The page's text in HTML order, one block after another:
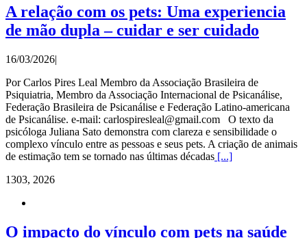
A relação com os pets: Uma experiencia
de mão dupla – cuidar e ser cuidado
16/03/2026|
Por Carlos Pires Leal Membro da Associação Brasileira de
Psiquiatria, Membro da Associação Internacional de Psicanálise,
Federação Brasileira de Psicanálise e Federação Latino-americana
de Psicanálise. e-mail: carlospiresleal@gmail.com O texto da
psicóloga Juliana Sato demonstra com clareza e sensibilidade o
complexo vínculo entre as pessoas e seus pets. A criação de animais
de estimação tem se tornado nas últimas décadas [...]
1303, 2026
O impacto do vínculo com pets na saúde